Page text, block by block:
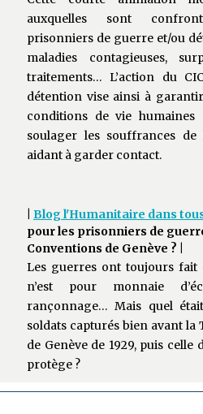
auxquelles sont
prisonniers de guerre et/ou
maladies contagieuses,
traitements… L’action du
détention vise ainsi à
conditions de vie
soulager les souffrances
aidant à garder contact.
Blog l'Humanitaire dans
pour les prisonniers de
Conventions de Genève ? |
Les guerres ont toujours fait
n’est pour monnaie
rançonnage… Mais quel
soldats capturés bien avant
de Genève de 1929, puis celle
protège ?